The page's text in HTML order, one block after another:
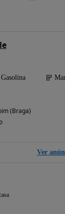
Gasolina
(Braga)
Ver